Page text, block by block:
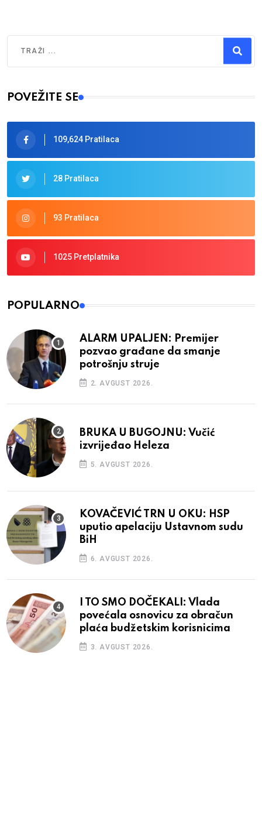
Type 2 or more characters for results.
POVEŽITE SE
109,624 Pratilaca
28 Pratilaca
93 Pratilaca
1025 Pretplatnika
POPULARNO
ALARM UPALJEN: Premijer
pozvao građane da smanje
potrošnju struje
2. AVGUST 2026.
BRUKA U BUGOJNU: Vučić
izvrijeđao Heleza
5. AVGUST 2026.
KOVAČEVIĆ TRN U OKU: HSP
uputio apelaciju Ustavnom sudu
BiH
6. AVGUST 2026.
I TO SMO DOČEKALI: Vlada
povećala osnovicu za obračun
plaća budžetskim korisnicima
3. AVGUST 2026.